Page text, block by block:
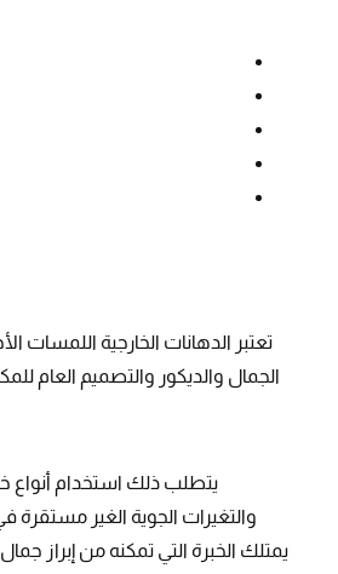
تعتبر الدهانات الخارجية اللمسات
الجمال والديكور والتصميم العام
يتطلب ذلك استخدام أنواع
والتغيرات الجوية الغير
يمتلك الخبرة التي تمكنه من إبراز